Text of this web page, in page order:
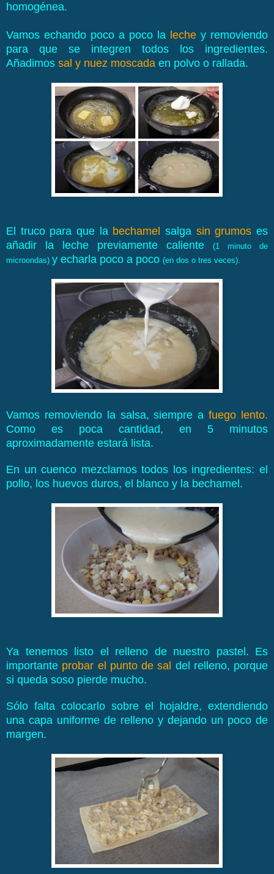
homogénea.
Vamos echando poco a poco la leche y removiendo
para que se integren todos los ingredientes.
Añadimos sal y nuez moscada en polvo o rallada.
El truco para que la bechamel salga sin grumos es
añadir la leche previamente caliente
(1 minuto de
microondas) y echarla poco a poco (en dos o tres veces).
Vamos removiendo la salsa, siempre afuego lento.
Como es poca cantidad, en 5 minutos
aproximadamente estará lista.
En un cuenco mezclamos todos los ingredientes: el
pollo, los huevos duros, el blanco y la bechamel.
Ya tenemos listo el relleno de nuestro pastel. Es
importante probar el punto de sal del relleno, porque
si queda soso pierde mucho.
Sólo falta colocarlo sobre el hojaldre, extendiendo
una capa uniforme de relleno y dejando un poco de
margen.